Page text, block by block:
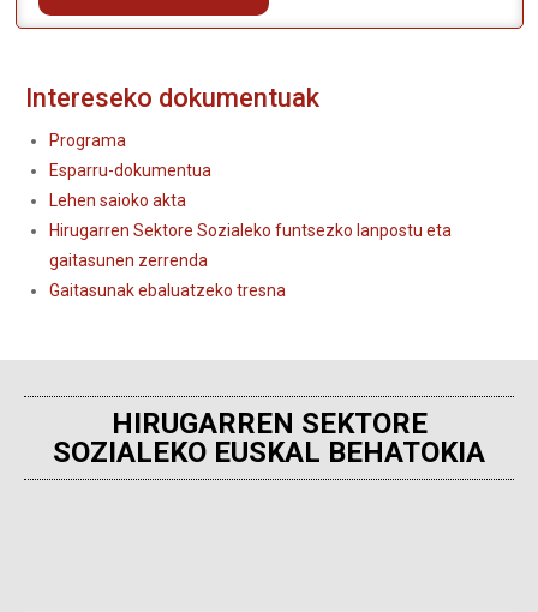
Intereseko dokumentuak
Programa
Esparru-dokumentua
Lehen saioko akta
Hirugarren Sektore Sozialeko funtsezko lanpostu eta
gaitasunen zerrenda
Gaitasunak ebaluatzeko tresna
HIRUGARREN SEKTORE
SOZIALEKO EUSKAL BEHATOKIA